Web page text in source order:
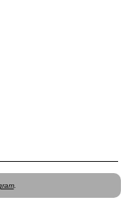
.